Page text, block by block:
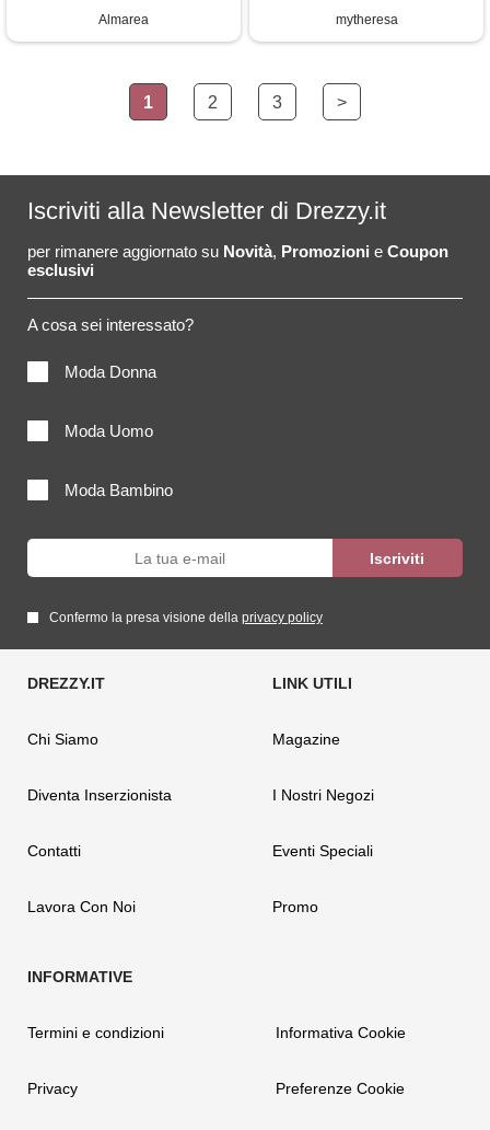
Almarea
mytheresa
1 2 3 >
Iscriviti alla Newsletter di Drezzy.it
per rimanere aggiornato su Novità, Promozioni e Coupon
esclusivi
A cosa sei interessato?
Moda Donna
Moda Uomo
Moda Bambino
Confermo la presa visione della privacy policy
Chi Siamo
Diventa Inserzionista
Contatti
Lavora Con Noi
Magazine
I Nostri Negozi
Eventi Speciali
Promo
Termini e condizioni
Privacy
Informativa Cookie
Preferenze Cookie